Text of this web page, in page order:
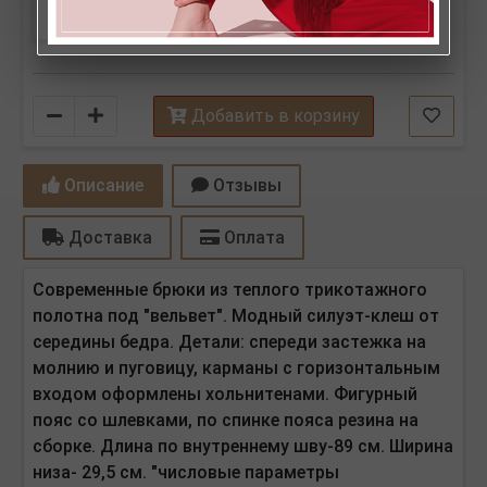
Количество Добавить в корзину
Описание Отзывы
Доставка Оплата
Современные брюки из теплого трикотажного
полотна под "вельвет". Модный силуэт-клеш от
середины бедра. Детали: спереди застежка на
молнию и пуговицу, карманы с горизонтальным
входом оформлены хольнитенами. Фигурный
пояс со шлевками, по спинке пояса резина на
сборке. Длина по внутреннему шву-89 см. Ширина
низа- 29,5 см. "числовые параметры